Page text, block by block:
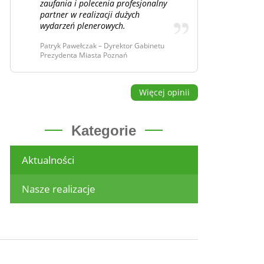
zaufania i polecenia profesjonalny
partner w realizacji dużych
wydarzeń plenerowych.
Patryk Pawełczak – Dyrektor Gabinetu
Prezydenta Miasta Poznań
Więcej opinii
Kategorie
Aktualności
Nasze realizacje